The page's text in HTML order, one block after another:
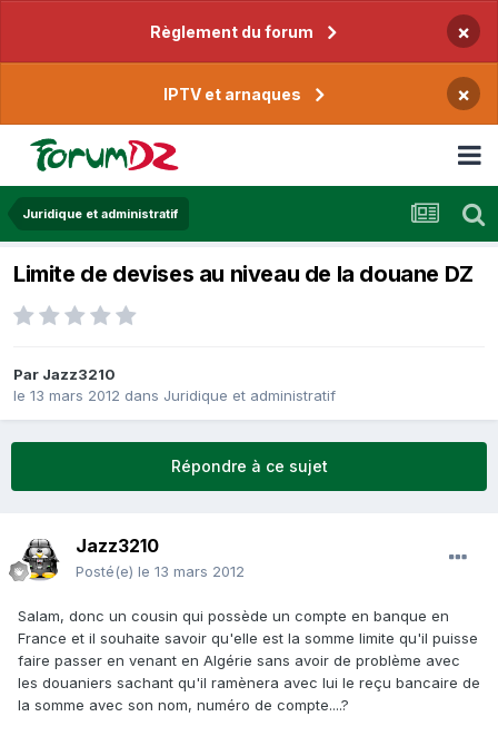
Règlement du forum ×
IPTV et arnaques ×
Juridique et administratif
Limite de devises au niveau de la douane DZ
Par Jazz3210
le 13 mars 2012 dans Juridique et administratif
Répondre à ce sujet
Jazz3210
Posté(e) le 13 mars 2012
Salam, donc un cousin qui possède un compte en banque en
France et il souhaite savoir qu'elle est la somme limite qu'il puisse
faire passer en venant en Algérie sans avoir de problème avec
les douaniers sachant qu'il ramènera avec lui le reçu bancaire de
la somme avec son nom, numéro de compte....?